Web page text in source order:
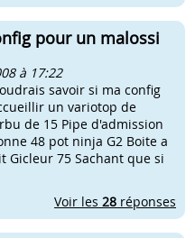
pour un malossi
à 17:22
savoir si ma config
un variotop de
de 15 Pipe d'admission
48 pot ninja G2 Boite a
Gicleur 75 Sachant que si
Voir les 28 réponses